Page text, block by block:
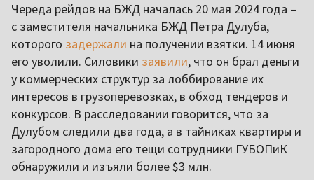
Череда рейдов на БЖД началась 20 мая 2024 года –
с заместителя начальника БЖД Петра Дулуба,
которого задержали на получении взятки. 14 июня
его уволили. Силовики заявили, что он брал деньги
у коммерческих структур за лоббирование их
интересов в грузоперевозках, в обход тендеров и
конкурсов. В расследовании говорится, что за
Дулубом следили два года, а в тайниках квартиры и
загородного дома его тещи сотрудники ГУБОПиК
обнаружили и изъяли более $3 млн.